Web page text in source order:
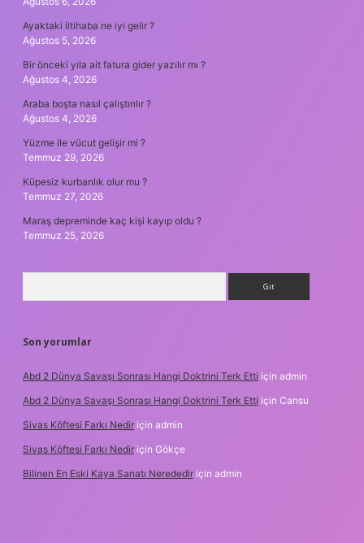
Ayaktaki iltihaba ne iyi gelir ?
Ağustos 5, 2026
Bir önceki yıla ait fatura gider yazılır mı ?
Ağustos 4, 2026
Araba boşta nasıl çalıştırılır ?
Ağustos 4, 2026
Yüzme ile vücut gelişir mi ?
Temmuz 29, 2026
Küpesiz kurbanlık olur mu ?
Temmuz 27, 2026
Maraş depreminde kaç kişi kayıp oldu ?
Temmuz 25, 2026
Son yorumlar
Abd 2 Dünya Savaşı Sonrası Hangi Doktrini Terk Etti için admin
Abd 2 Dünya Savaşı Sonrası Hangi Doktrini Terk Etti için Cansu
Sivas Köftesi Farkı Nedir için admin
Sivas Köftesi Farkı Nedir için Gökçe
Bilinen En Eski Kaya Sanatı Nerededir için admin